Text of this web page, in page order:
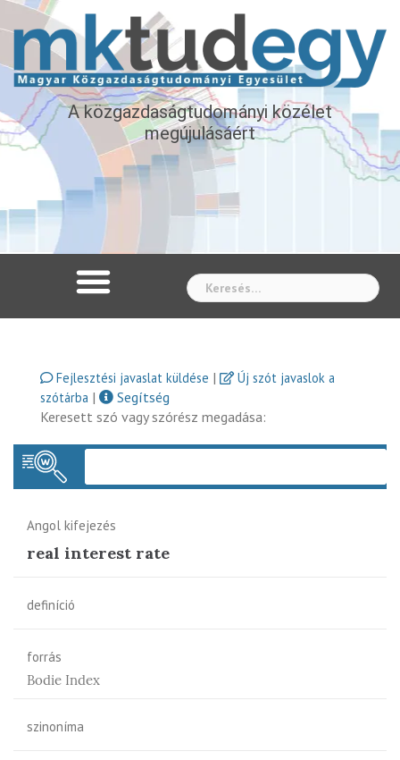
A közgazdaságtudományi közélet
megújulásáért
Fejlesztési javaslat küldése |
Új szót javaslok a
szótárba |
Segítség
Keresett szó vagy szórész megadása:
Angol kifejezés
real interest rate
definíció
forrás
Bodie Index
szinoníma